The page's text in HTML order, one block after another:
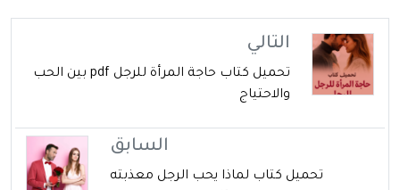
التالي
تحميل كتاب حاجة المرأة للرجل pdf بين الحب
والاحتياج
السابق
تحميل كتاب لماذا يحب الرجل معذبته